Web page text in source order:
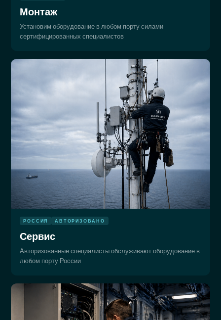
Монтаж
Установим оборудование в любом порту силами
сертифицированных специалистов
РОССИЯ АВТОРИЗОВАНО
Сервис
Авторизованные специалисты обслуживают оборудование в
любом порту России